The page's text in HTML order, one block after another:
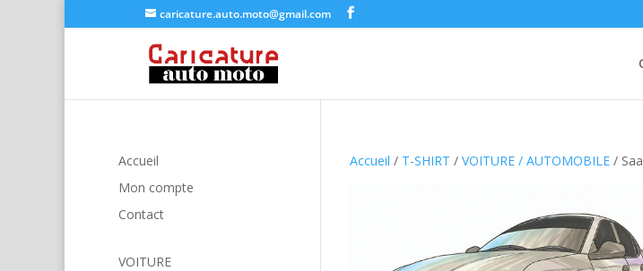
caricature.auto.moto@gmail.com
Accueil / T-SHIRT / VOITURE / AUTOMOBILE/
Accueil
Mon compte
Contact
VOITURE